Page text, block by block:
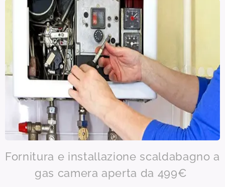
Fornitura e installazione scaldabagno a
gas camera aperta da 499€